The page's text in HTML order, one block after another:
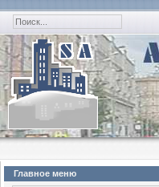
Главное меню